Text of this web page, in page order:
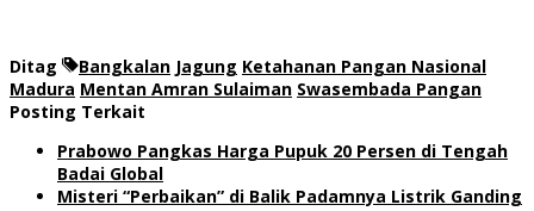
Ditag Bangkalan Jagung Ketahanan Pangan Nasional
Madura Mentan Amran Sulaiman Swasembada Pangan
Posting Terkait
Prabowo Pangkas Harga Pupuk 20 Persen di Tengah
Badai Global
Misteri “Perbaikan” di Balik Padamnya Listrik Ganding